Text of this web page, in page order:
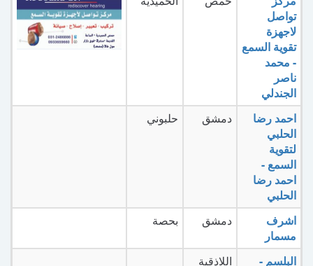
تواصل
لاجهزة
تقوية السمع
- محمد
ناصر
الجندلي
احمد رضا
الحلبي
لتقوية
السمع -
احمد رضا
الحلبي
دمشق حلبوني
اشرف
مسمار
دمشق بحصة
البلسم - اللاذقية